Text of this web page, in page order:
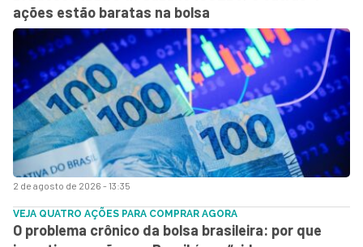
2 de agosto de 2026 - 13:35
ações estão baratas na bolsa
VEJA QUATRO AÇÕES PARA COMPRAR AGORA
O problema crônico da bolsa brasileira: por que